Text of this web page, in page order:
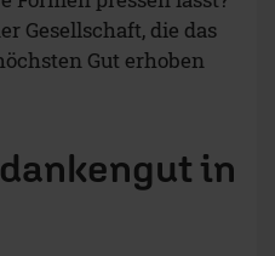
Gesellschaft, die das
Gut erhoben
in